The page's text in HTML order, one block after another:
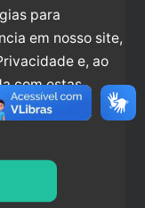
para
em nosso site,
e, ao
com estas